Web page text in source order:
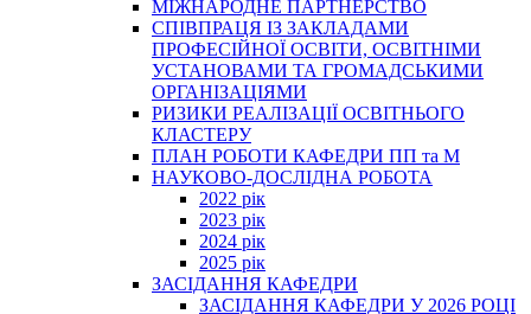
МІЖНАРОДНЕ ПАРТНЕРСТВО
СПІВПРАЦЯ ІЗ ЗАКЛАДАМИ
ПРОФЕСІЙНОЇ ОСВІТИ, ОСВІТНІМИ
УСТАНОВАМИ ТА ГРОМАДСЬКИМИ
ОРГАНІЗАЦІЯМИ
РИЗИКИ РЕАЛІЗАЦІЇ ОСВІТНЬОГО
КЛАСТЕРУ
ПЛАН РОБОТИ КАФЕДРИ ПП та М
НАУКОВО-ДОСЛІДНА РОБОТА
2022 рік
2023 рік
2024 рік
2025 рік
ЗАСІДАННЯ КАФЕДРИ
ЗАСІДАННЯ КАФЕДРИ У 2026 РОЦІ